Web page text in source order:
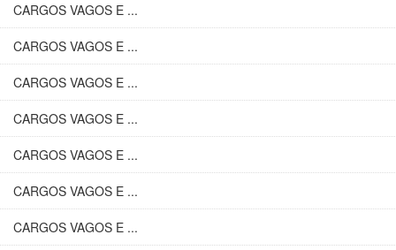
CARGOS VAGOS E ...
CARGOS VAGOS E ...
CARGOS VAGOS E ...
CARGOS VAGOS E ...
CARGOS VAGOS E ...
CARGOS VAGOS E ...
CARGOS VAGOS E ...